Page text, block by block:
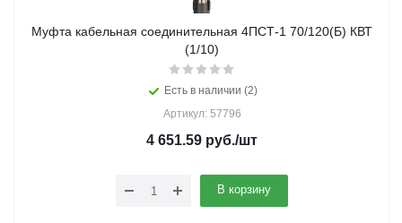
Муфта кабельная соединительная 4ПСТ-1 70/120(Б) КВТ
(1/10)
Есть в наличии (2)
Артикул: 57796
4 651.59 руб./шт
В корзину